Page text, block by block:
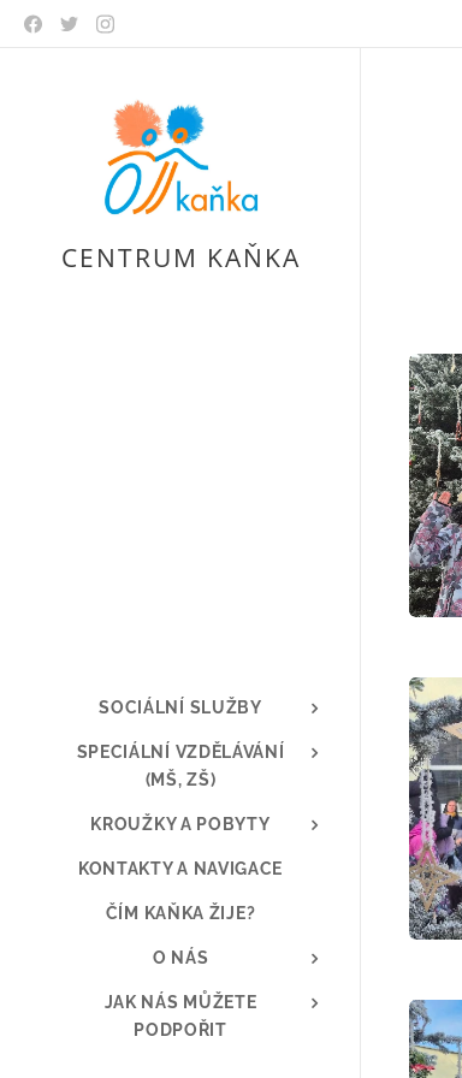
CENTRUM KAŇKA
SOCIÁLNÍ SLUŽBY
SPECIÁLNÍ VZDĚLÁVÁNÍ
(MŠ, ZŠ)
KROUŽKY A POBYTY
KONTAKTY A NAVIGACE
ČÍM KAŇKA ŽIJE?
O NÁS
JAK NÁS MŮŽETE
PODPOŘIT